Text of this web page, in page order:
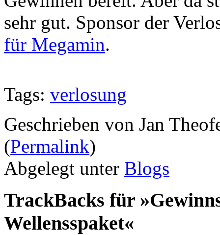
sehr gut. Sponsor der
für Megamin.
Tags: verlosung
Geschrieben von Jan
(Permalink)
Abgelegt unter Blogs
TrackBacks für
Wellensspaket«